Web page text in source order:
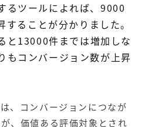
るツールによれば、9000
ることが分かりました。
と13000件までは増加しな
もコンバージョン数が上昇
、コンバージョンにつなが
、価値ある評価対象とされ